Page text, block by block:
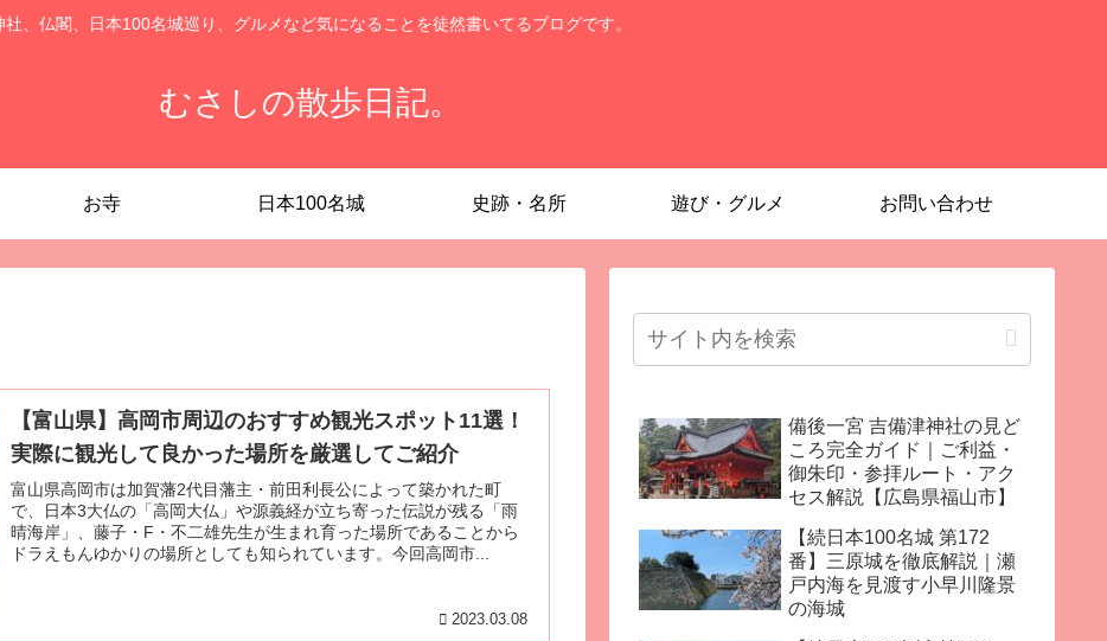
社、仏閣、日本100名城巡り、グルメなど気になることを徒然書いてるブログです。
むさしの散歩日記。
お寺 日本100名城 史跡・名所 遊び・グルメ お問い合わせ
【富山県】高岡市周辺のおすすめ観光スポット11選！
実際に観光して良かった場所を厳選してご紹介
富山県高岡市は加賀藩2代目藩主・前田利長公によって築かれた町
で、日本3大仏の「高岡大仏」や源義経が立ち寄った伝説が残る「雨
晴海岸」、藤子・F・不二雄先生が生まれ育った場所であることから
ドラえもんゆかりの場所としても知られています。今回高岡市...
2023.03.08
備後一宮 吉備津神社の見ど
ころ完全ガイド｜ご利益・
御朱印・参拝ルート・アク
セス解説【広島県福山市】
【続日本100名城 第172
番】三原城を徹底解説｜瀬
戸内海を見渡す小早川隆景
の海城